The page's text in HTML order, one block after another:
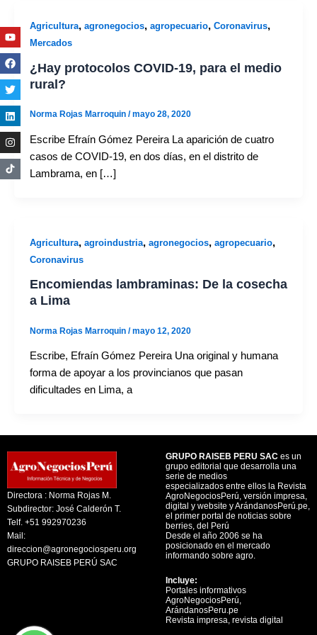
Agricultura, agronegocios, agropecuario, Coronavirus,
Mercados
¿Hay protocolos COVID-19, para el medio
rural?
Norma Rojas Marroquin /mayo 28, 2020
Escribe Efraín Gómez Pereira La aparición de cuatro
casos de COVID-19, en dos días, en el distrito de
Lambrama, en […]
Agricultura, agroindustria, agronegocios, agropecuario,
Coronavirus
Encomiendas lambraminas: De la cosecha
a Lima
Norma Rojas Marroquin /mayo 12, 2020
Escribe, Efraín Gómez Pereira Una original y humana
forma de apoyar a los provincianos que pasan
dificultades en Lima, a
Directora : Norma Rojas M.
Subdirector: José Calderón T.
Telf. +51 992970236
Mail:
direccion@agronegociosperu.org
GRUPO RAISEB PERÚ SAC
GRUPO RAISEB PERU SAC es un
grupo editorial que desarrolla una
serie de medios
especializados entre ellos la Revista
AgroNegociosPerú, versión impresa,
digital y website y ArándanosPerú.pe,
el primer portal de noticias sobre
berries, del Perú
Desde el año 2006 se ha
posicionado en el mercado
informando sobre agro.
Incluye:
Portales informativos
AgroNegociosPerú,
ArándanosPeru.pe
Revista impresa, revista digital
Youtube
Facebook
Twitter
Linkedin
Instagram